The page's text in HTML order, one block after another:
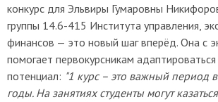
конкурс для Эльвиры Гумаровны
группы 14.6-415 Института управления,
финансов — это новый шаг вперёд. Она с
помогает первокурсникам
потенциал: "1 курс – это важный период
годы. На занятиях студенты могут